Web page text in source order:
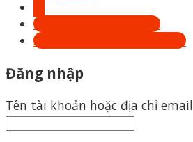
Hotline: 0879.26.26.04
Shoptrecon.vn@gmail.com
Đăng nhập
Tên tài khoản hoặc địa chỉ email